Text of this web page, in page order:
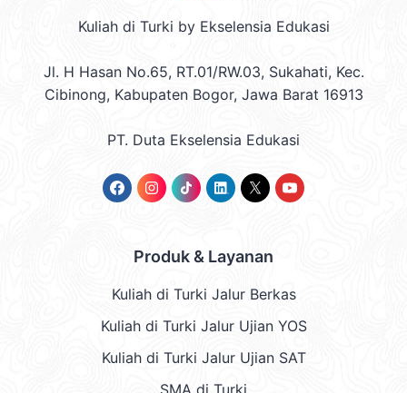
Kuliah di Turki by Ekselensia Edukasi
Jl. H Hasan No.65, RT.01/RW.03, Sukahati, Kec.
Cibinong, Kabupaten Bogor, Jawa Barat 16913
PT. Duta Ekselensia Edukasi
Produk & Layanan
Kuliah di Turki Jalur Berkas
Kuliah di Turki Jalur Ujian YOS
Kuliah di Turki Jalur Ujian SAT